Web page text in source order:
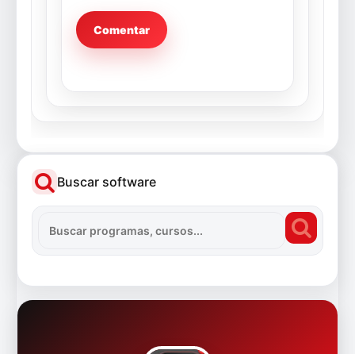
Buscar software